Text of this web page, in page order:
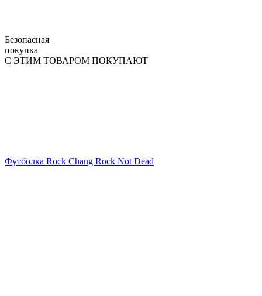
Безопасная
покупка
С ЭТИМ ТОВАРОМ ПОКУПАЮТ
Футболка Rock Chang Rock Not Dead